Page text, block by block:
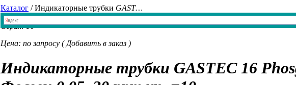
Каталог / Индикаторные трубки GAST…
Серия: 16
Цена: по запросу ( Добавить в заказ )
Индикаторные трубки GASTEC 16